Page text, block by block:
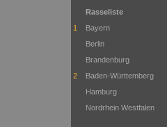
Rasseliste
1
Bayern
Berlin
Brandenburg
2
Baden-Württemberg
Hamburg
Nordrhein Westfalen